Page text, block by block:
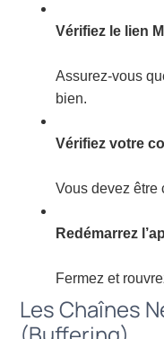
Vérifiez le lien
Assurez-vous
bien.
Vérifiez votre
Vous devez être
Redémarrez
Fermez et
Les Chaînes